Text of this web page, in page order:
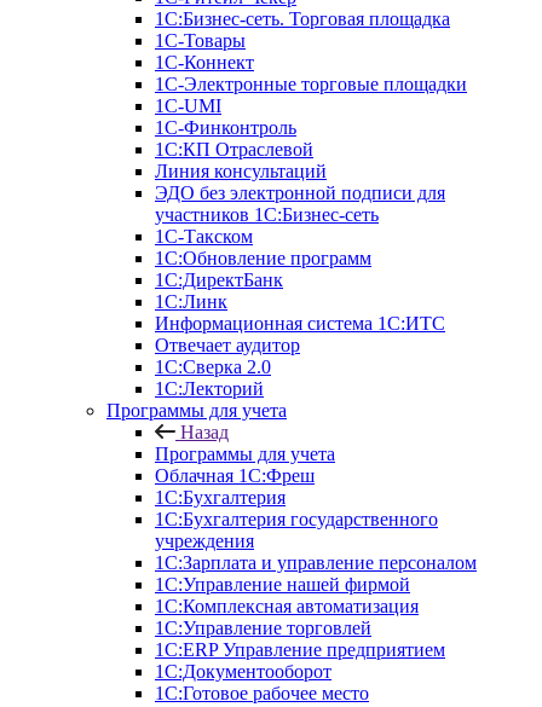
1С:Бизнес-сеть. Торговая площадка
1С-Товары
1С-Коннект
1С-Электронные торговые площадки
1C-UMI
1С-Финконтроль
1С:КП Отраслевой
Линия консультаций
ЭДО без электронной подписи для
участников 1С:Бизнес-сеть
1С-Такском
1С:Обновление программ
1С:ДиректБанк
1С:Линк
Информационная система 1С:ИТС
Отвечает аудитор
1С:Сверка 2.0
1С:Лекторий
Программы для учета
Назад
Программы для учета
Облачная 1С:Фреш
1С:Бухгалтерия
1С:Бухгалтерия государственного
учреждения
1С:Зарплата и управление персоналом
1С:Управление нашей фирмой
1С:Комплексная автоматизация
1С:Управление торговлей
1С:ERP Управление предприятием
1С:Документооборот
1C:Готовое рабочее место